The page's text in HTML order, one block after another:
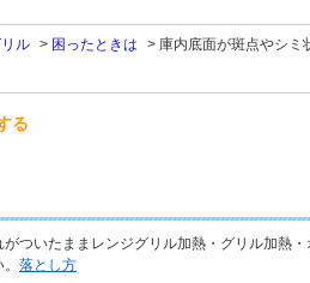
ル > 困ったときは > 庫内底面が斑点やシミ
る
ついたままレンジグリル加熱・グリル加熱
落とし方